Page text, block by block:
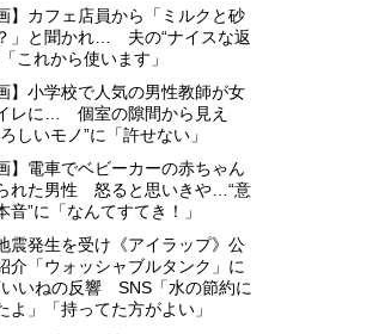
】カフェ店員から「ミルクと砂
」と聞かれ… 夫の“ナイスな返
これから使います」
】小学校で人気の男性教師が女
レに… 個室の隙間から見え
しいモノ”に「許せない」
】電車でベビーカーの赤ちゃん
れた男性 怒ると思いきや…“意
音”に「なんてすてき！」
震発生を受け《アイラップ》公
介「ウォッシャブルタンク」に
いねの反響 SNS「水の節約に
よ」「持ってた方がよい」